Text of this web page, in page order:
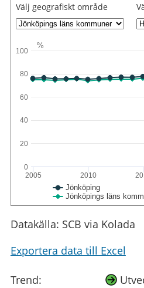
Välj geografiskt område
%
Jönköping
Jönköpings läns
2005 2010
0
20
40
60
80
100
Datakälla: SCB via Kolada
Exportera data till Excel
Trend: